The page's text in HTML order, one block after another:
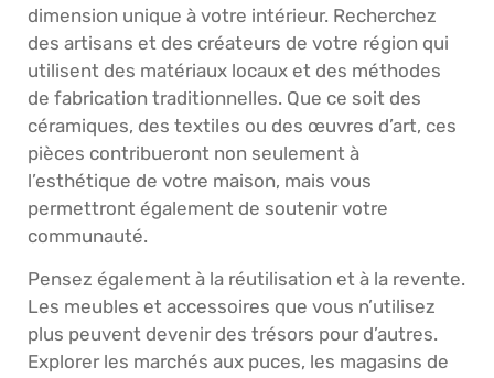
dimension unique à votre intérieur. Recherchez
des artisans et des créateurs de votre région qui
utilisent des matériaux locaux et des méthodes
de fabrication traditionnelles. Que ce soit des
céramiques, des textiles ou des œuvres d’art, ces
pièces contribueront non seulement à
l’esthétique de votre maison, mais vous
permettront également de soutenir votre
communauté.
Pensez également à la réutilisation et à la revente.
Les meubles et accessoires que vous n’utilisez
plus peuvent devenir des trésors pour d’autres.
Explorer les marchés aux puces, les magasins de